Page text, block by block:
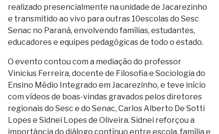
realizado presencialmente na unidade de Jacarezinho
e transmitido ao vivo para outras 10escolas do Sesc
Senac no Paraná, envolvendo famílias, estudantes,
educadores e equipes pedagógicas de todo o estado.
O evento contou com a mediação do professor
Vinicius Ferreira, docente de Filosofia e Sociologia do
Ensino Médio Integrado em Jacarezinho, e teve início
com vídeos de boas-vindas gravados pelos diretores
regionais do Sesc e do Senac, Carlos Alberto De Sotti
Lopes e Sidnei Lopes de Oliveira. Sidnei reforçou a
importância do diálogo contínuo entre escola, família e